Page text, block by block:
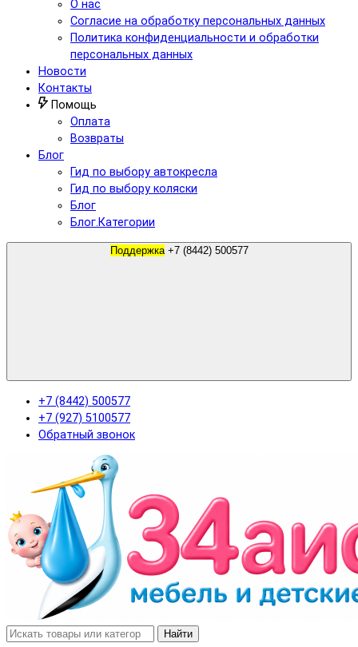
О нас
Согласие на обработку персональных данных
Политика конфиденциальности и обработки
персональных данных
Новости
Контакты
Помощь
Оплата
Возвраты
Блог
Гид по выбору автокресла
Гид по выбору коляски
Блог
Блог.Категории
Поддержка +7 (8442) 500577
+7 (8442) 500577
+7 (927) 5100577
Обратный звонок
Найти